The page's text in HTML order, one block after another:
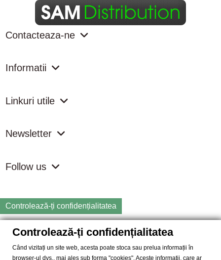
Contacteaza-ne
Informatii
Linkuri utile
Newsletter
Follow us
Controlează-ți confidențialitatea
Copyright
2026 samdistribution.ro - Magazin online cu Produse
Controlează-ți confidențialitatea
Când vizitați un site web, acesta poate stoca sau prelua informații în
browser-ul dvs., mai ales sub forma "cookies". Aceste informații, care ar